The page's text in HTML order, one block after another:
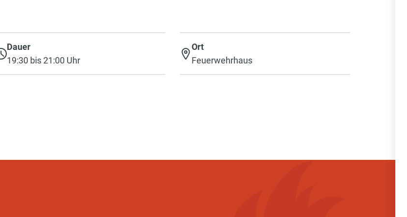
Dauer
19:30 bis 21:00 Uhr
Ort
Feuerwehrhaus